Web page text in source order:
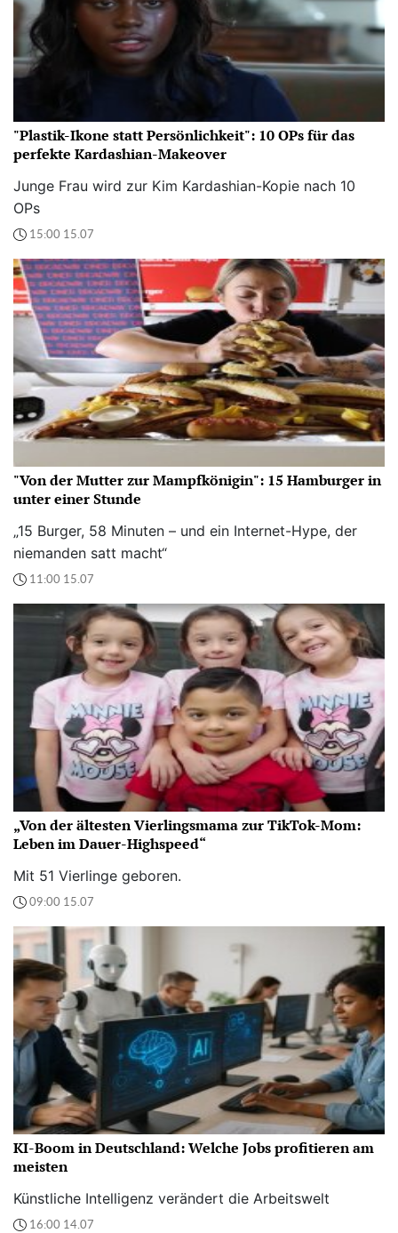
"Plastik-Ikone statt Persönlichkeit": 10 OPs für das
perfekte Kardashian-Makeover
Junge Frau wird zur Kim Kardashian-Kopie nach 10
OPs
15:00 15.07
"Von der Mutter zur Mampfkönigin": 15 Hamburger in
unter einer Stunde
„15 Burger, 58 Minuten – und ein Internet-Hype, der
niemanden satt macht“
11:00 15.07
„Von der ältesten Vierlingsmama zur TikTok-Mom:
Leben im Dauer-Highspeed“
Mit 51 Vierlinge geboren.
09:00 15.07
KI-Boom in Deutschland: Welche Jobs profitieren am
meisten
Künstliche Intelligenz verändert die Arbeitswelt
16:00 14.07